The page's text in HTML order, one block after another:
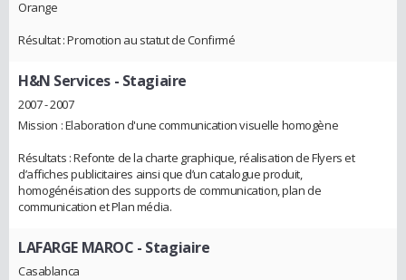
Orange
Résultat : Promotion au statut de Confirmé
H&N Services- Stagiaire
2007 - 2007
Mission : Elaboration d'une communication visuelle homogène
Résultats : Refonte de la charte graphique, réalisation de Flyers et
d’affiches publicitaires ainsi que d’un catalogue produit,
homogénéisation des supports de communication, plan de
communication et Plan média.
LAFARGE MAROC - Stagiaire
Casablanca